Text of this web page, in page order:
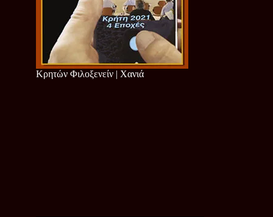
Κρητών Φιλοξενείν | Χανιά